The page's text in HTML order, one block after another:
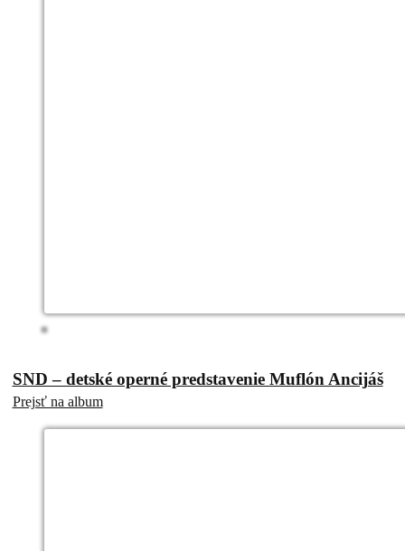
SND – detské operné predstavenie Muflón Ancijáš
Prejsť na album